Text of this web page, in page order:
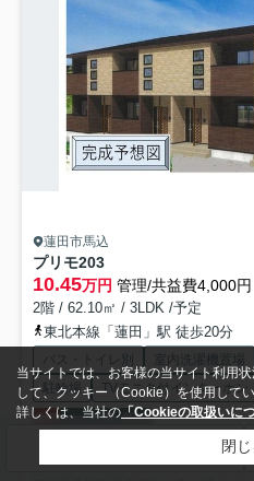
蓮田市馬込
プリモ203
10.45万円 管理/共益費4,000円
2階 / 62.10㎡ / 3LDK /予定
東北本線「蓮田」駅 徒歩20分
バス・トイレ別 室内洗濯機置場
駐輪場
TVモニタ付インターホン
敷0 ペット可 新築
室内設備は浴室乾燥機・洗面所独立
当サイトでは、お客様の当サイト利用
して、クッキー（Cookie）を使用してい
詳しくは、当社の「Cookieの取扱いにつ
閉じ